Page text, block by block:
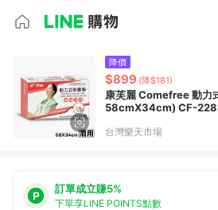
降價
$899 (降$181)
康芙麗 Comefree 動力
58cmX34cm) CF-
台灣樂天市場
訂單成立賺5%
下單享LINE POINTS點數